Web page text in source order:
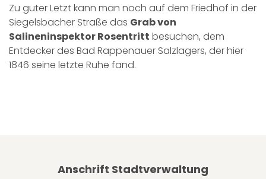
Zu guter Letzt kann man noch auf dem Friedhof in der
Siegelsbacher Straße das Grab von
Salineninspektor Rosentritt besuchen, dem
Entdecker des Bad Rappenauer Salzlagers, der hier
1846 seine letzte Ruhe fand.
Anschrift Stadtverwaltung